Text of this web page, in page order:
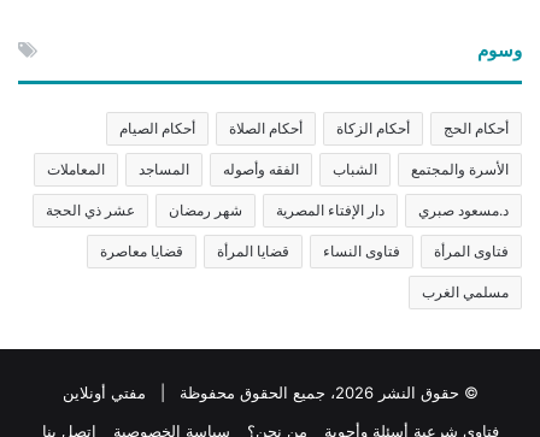
وسوم
أحكام الحج أحكام الزكاة أحكام الصلاة أحكام الصيام
الأسرة والمجتمع الشباب الفقه وأصوله المساجد المعاملات
د.مسعود صبري دار الإفتاء المصرية شهر رمضان عشر ذي الحجة
فتاوى المرأة فتاوى النساء قضايا المرأة قضايا معاصرة
مسلمي الغرب
© حقوق النشر 2026، جميع الحقوق محفوظة | مفتي أونلاين
فتاوى شرعية أسئلة وأجوبة
من نحن؟ سياسة الخصوصية اتصل بنا